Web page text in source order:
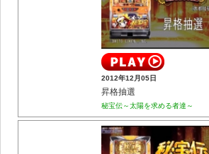
2012年12月05日
昇格抽選
秘宝伝～太陽を求める者達～